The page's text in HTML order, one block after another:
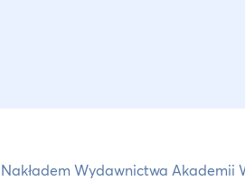
Nakładem Wydawnictwa Akademii